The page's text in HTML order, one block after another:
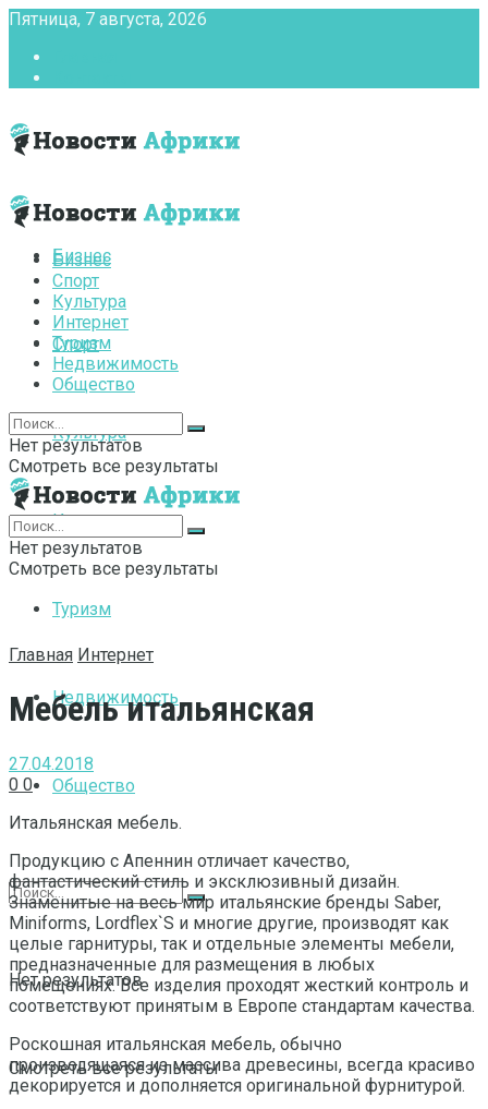
Пятница, 7 августа, 2026
Бизнес
Спорт
Культура
Интернет
Туризм
Недвижимость
Общество
Нет результатов
Смотреть все результаты
Бизнес
Спорт
Культура
Интернет
Туризм
Недвижимость
Общество
Нет результатов
Смотреть все результаты
Нет результатов
Смотреть все результаты
Главная Интернет
Мебель итальянская
27.04.2018
0 0
Итальянская мебель.
Продукцию с Апеннин отличает качество,
фантастический стиль и эксклюзивный дизайн.
Знаменитые на весь мир итальянские бренды Saber,
Miniforms, Lordflex`S и многие другие, производят как
целые гарнитуры, так и отдельные элементы мебели,
предназначенные для размещения в любых
помещениях. Все изделия проходят жесткий контроль и
соответствуют принятым в Европе стандартам качества.
Роскошная итальянская мебель, обычно
производящаяся из массива древесины, всегда красиво
декорируется и дополняется оригинальной фурнитурой.